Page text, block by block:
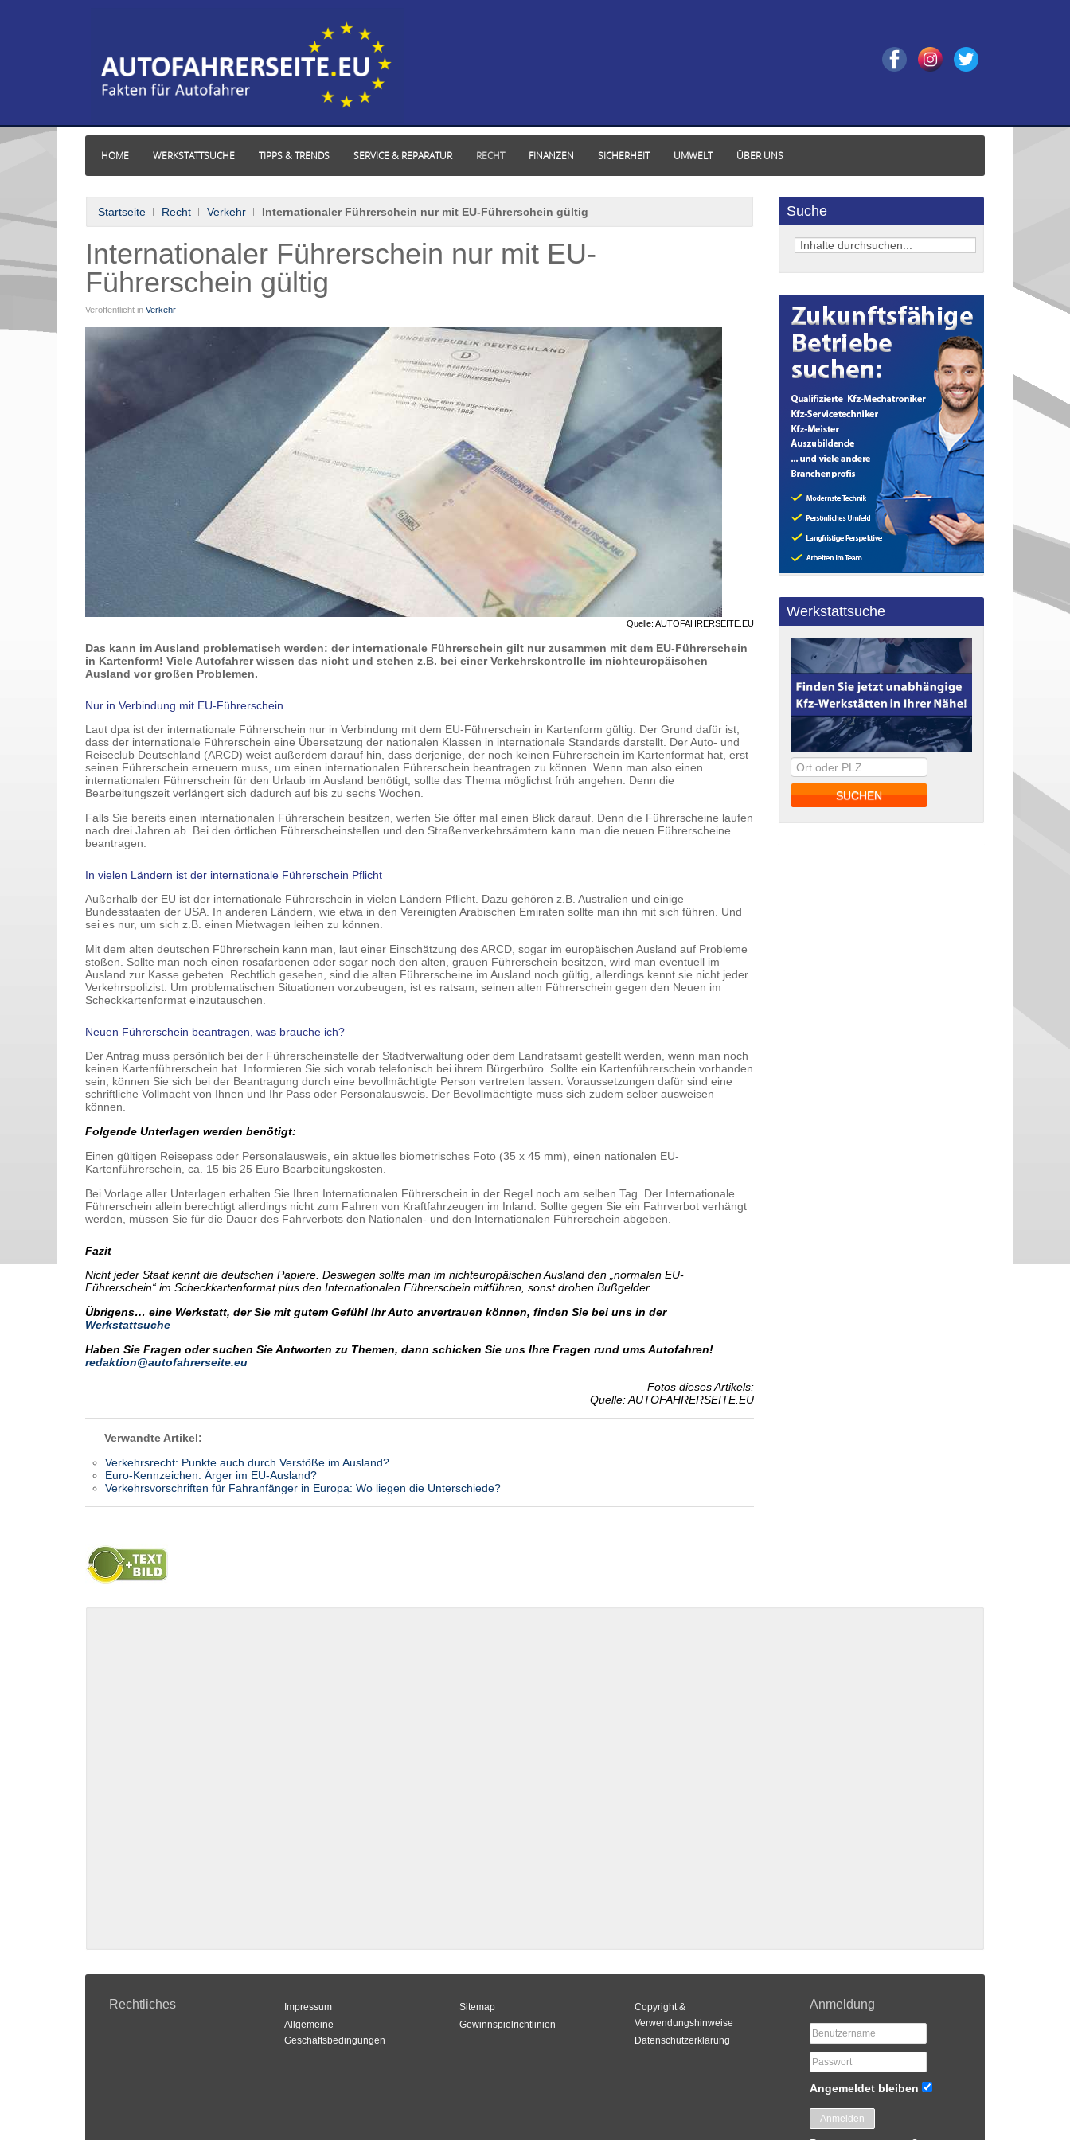
HOME WERKSTATTSUCHE TIPPS & TRENDS SERVICE & REPARATUR RECHT FINANZEN SICHERHEIT UMWELT ÜBER UNS
Startseite Recht Verkehr Internationaler Führerschein nur mit EU-Führerschein gültig
Internationaler Führerschein nur mit EU-
Führerschein gültig
Veröffentlicht in Verkehr
Quelle: AUTOFAHRERSEITE.EU
Das kann im Ausland problematisch werden: der internationale Führerschein gilt nur zusammen mit dem EU-Führerschein
in Kartenform! Viele Autofahrer wissen das nicht und stehen z.B. bei einer Verkehrskontrolle im nichteuropäischen
Ausland vor großen Problemen.
Nur in Verbindung mit EU-Führerschein
Laut dpa ist der internationale Führerschein nur in Verbindung mit dem EU-Führerschein in Kartenform gültig. Der Grund dafür ist,
dass der internationale Führerschein eine Übersetzung der nationalen Klassen in internationale Standards darstellt. Der Auto- und
Reiseclub Deutschland (ARCD) weist außerdem darauf hin, dass derjenige, der noch keinen Führerschein im Kartenformat hat, erst
seinen Führerschein erneuern muss, um einen internationalen Führerschein beantragen zu können. Wenn man also einen
internationalen Führerschein für den Urlaub im Ausland benötigt, sollte das Thema möglichst früh angehen. Denn die
Bearbeitungszeit verlängert sich dadurch auf bis zu sechs Wochen.
Falls Sie bereits einen internationalen Führerschein besitzen, werfen Sie öfter mal einen Blick darauf. Denn die Führerscheine laufen
nach drei Jahren ab. Bei den örtlichen Führerscheinstellen und den Straßenverkehrsämtern kann man die neuen Führerscheine
beantragen.
In vielen Ländern ist der internationale Führerschein Pflicht
Außerhalb der EU ist der internationale Führerschein in vielen Ländern Pflicht. Dazu gehören z.B. Australien und einige
Bundesstaaten der USA. In anderen Ländern, wie etwa in den Vereinigten Arabischen Emiraten sollte man ihn mit sich führen. Und
sei es nur, um sich z.B. einen Mietwagen leihen zu können.
Mit dem alten deutschen Führerschein kann man, laut einer Einschätzung des ARCD, sogar im europäischen Ausland auf Probleme
stoßen. Sollte man noch einen rosafarbenen oder sogar noch den alten, grauen Führerschein besitzen, wird man eventuell im
Ausland zur Kasse gebeten. Rechtlich gesehen, sind die alten Führerscheine im Ausland noch gültig, allerdings kennt sie nicht jeder
Verkehrspolizist. Um problematischen Situationen vorzubeugen, ist es ratsam, seinen alten Führerschein gegen den Neuen im
Scheckkartenformat einzutauschen.
Neuen Führerschein beantragen, was brauche ich?
Der Antrag muss persönlich bei der Führerscheinstelle der Stadtverwaltung oder dem Landratsamt gestellt werden, wenn man noch
keinen Kartenführerschein hat. Informieren Sie sich vorab telefonisch bei ihrem Bürgerbüro. Sollte ein Kartenführerschein vorhanden
sein, können Sie sich bei der Beantragung durch eine bevollmächtigte Person vertreten lassen. Voraussetzungen dafür sind eine
schriftliche Vollmacht von Ihnen und Ihr Pass oder Personalausweis. Der Bevollmächtigte muss sich zudem selber ausweisen
können.
Folgende Unterlagen werden benötigt:
Einen gültigen Reisepass oder Personalausweis, ein aktuelles biometrisches Foto (35 x 45 mm), einen nationalen EU-
Kartenführerschein, ca. 15 bis 25 Euro Bearbeitungskosten.
Bei Vorlage aller Unterlagen erhalten Sie Ihren Internationalen Führerschein in der Regel noch am selben Tag. Der Internationale
Führerschein allein berechtigt allerdings nicht zum Fahren von Kraftfahrzeugen im Inland. Sollte gegen Sie ein Fahrverbot verhängt
werden, müssen Sie für die Dauer des Fahrverbots den Nationalen- und den Internationalen Führerschein abgeben.
Fazit
Nicht jeder Staat kennt die deutschen Papiere. Deswegen sollte man im nichteuropäischen Ausland den „normalen EU-
Führerschein“ im Scheckkartenformat plus den Internationalen Führerschein mitführen, sonst drohen Bußgelder.
Übrigens… eine Werkstatt, der Sie mit gutem Gefühl Ihr Auto anvertrauen können, finden Sie bei uns in der
Werkstattsuche
Haben Sie Fragen oder suchen Sie Antworten zu Themen, dann schicken Sie uns Ihre Fragen rund ums Autofahren!
redaktion@autofahrerseite.eu
Fotos dieses Artikels:
Quelle: AUTOFAHRERSEITE.EU
Verwandte Artikel:
Verkehrsrecht: Punkte auch durch Verstöße im Ausland?
Euro-Kennzeichen: Ärger im EU-Ausland?
Verkehrsvorschriften für Fahranfänger in Europa: Wo liegen die Unterschiede?
Suche
Werkstattsuche
Rechtliches
Impressum
Allgemeine
Geschäftsbedingungen
Sitemap
Gewinnspielrichtlinien
Copyright &
Verwendungshinweise
Datenschutzerklärung
Anmeldung
Angemeldet bleiben
Anmelden